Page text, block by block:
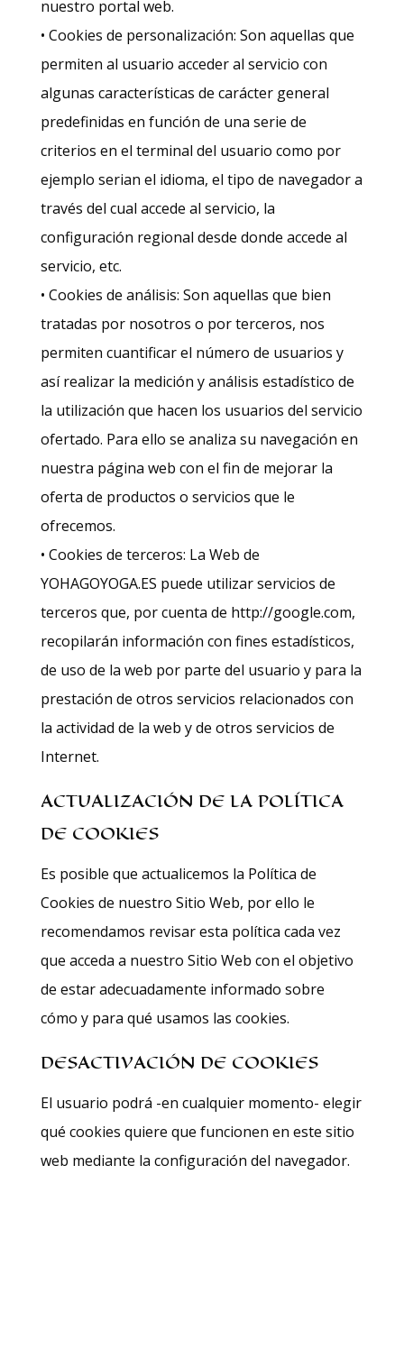
nuestro portal web.
• Cookies de personalización: Son aquellas que
permiten al usuario acceder al servicio con
algunas características de carácter general
predefinidas en función de una serie de
criterios en el terminal del usuario como por
ejemplo serian el idioma, el tipo de navegador a
través del cual accede al servicio, la
configuración regional desde donde accede al
servicio, etc.
• Cookies de análisis: Son aquellas que bien
tratadas por nosotros o por terceros, nos
permiten cuantificar el número de usuarios y
así realizar la medición y análisis estadístico de
la utilización que hacen los usuarios del servicio
ofertado. Para ello se analiza su navegación en
nuestra página web con el fin de mejorar la
oferta de productos o servicios que le
ofrecemos.
• Cookies de terceros: La Web de
YOHAGOYOGA.ES puede utilizar servicios de
terceros que, por cuenta de http://google.com,
recopilarán información con fines estadísticos,
de uso de la web por parte del usuario y para la
prestación de otros servicios relacionados con
la actividad de la web y de otros servicios de
Internet.
ACTUALIZACIÓN DE LA POLÍTICA
DE COOKIES
Es posible que actualicemos la Política de
Cookies de nuestro Sitio Web, por ello le
recomendamos revisar esta política cada vez
que acceda a nuestro Sitio Web con el objetivo
de estar adecuadamente informado sobre
cómo y para qué usamos las cookies.
DESACTIVACIÓN DE COOKIES
El usuario podrá -en cualquier momento- elegir
qué cookies quiere que funcionen en este sitio
web mediante la configuración del navegador.